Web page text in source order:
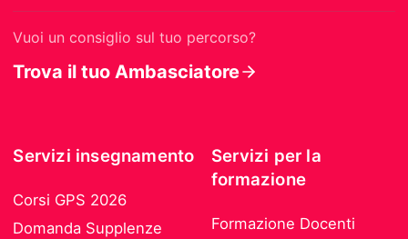
Vuoi un consiglio sul tuo percorso?
Trova il tuo Ambasciatore
Servizi insegnamento
Corsi GPS 2026
Domanda Supplenze
Servizi per la
formazione
Formazione Docenti